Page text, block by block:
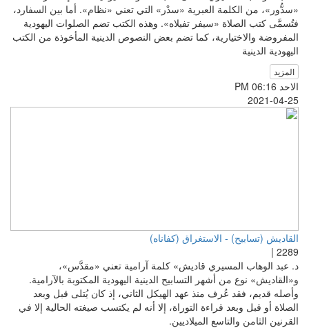
«سدُّور»، من الكلمة العبرية «سدْر» التي تعني «نظام». أما بين السفارد،
فتُسمَّى كتب الصلاة «سيفر تفيلاه». وهذه الكتب تضم الصلوات اليهودية
المفروضة والاختيارية، كما تضم بعض النصوص الدينية المأخوذة من الكتب
اليهودية الدينية
المزيد
الاحد PM 06:16
2021-04-25
القاديش (تسابيح) - الاستغراق (كفاناه)
2289 |
د. عبد الوهاب المسيري قاديش» كلمة آرامية تعني «مقدَّس»،
و«القاديش» نوع من أشهر التسابيح الدينية اليهودية المكتوبة بالآرامية.
وأصله قديم، فقد عُرف منذ عهد الهيكل الثاني، إذ كان يُتلى قبل وبعد
الصلاة أو قبل وبعد قراءة التوراة، إلا أنه لم يكتسب صيغته الحالية إلا في
القرنين الثامن والتاسع الميلاديين.